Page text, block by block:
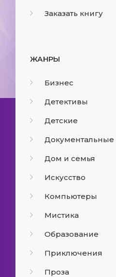
Заказать книгу
ЖАНРЫ
Бизнес
Детективы
Детские
Документальные
Дом и семья
Искусство
Компьютеры
Мистика
Образование
Приключения
Проза